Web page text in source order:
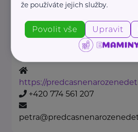
organizace
, která pomáhá rodinám
předčasně narozených dětí.
https://
+420 774 561 207
že používáte jejich služby.
Povolit vše Upravit